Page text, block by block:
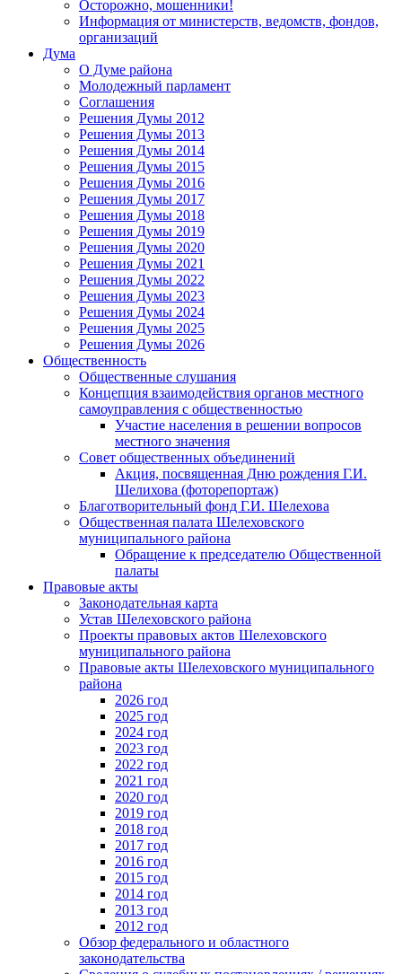
Осторожно, мошенники!
Информация от министерств, ведомств, фондов,
организаций
Дума
О Думе района
Молодежный парламент
Соглашения
Решения Думы 2012
Решения Думы 2013
Решения Думы 2014
Решения Думы 2015
Решения Думы 2016
Решения Думы 2017
Решения Думы 2018
Решения Думы 2019
Решения Думы 2020
Решения Думы 2021
Решения Думы 2022
Решения Думы 2023
Решения Думы 2024
Решения Думы 2025
Решения Думы 2026
Общественность
Общественные слушания
Концепция взаимодействия органов местного
самоуправления с общественностью
Участие населения в решении вопросов
местного значения
Совет общественных объединений
Акция, посвященная Дню рождения Г.И.
Шелихова (фоторепортаж)
Благотворительный фонд Г.И. Шелехова
Общественная палата Шелеховского
муниципального района
Обращение к председателю Общественной
палаты
Правовые акты
Законодательная карта
Устав Шелеховского района
Проекты правовых актов Шелеховского
муниципального района
Правовые акты Шелеховского муниципального
района
2026 год
2025 год
2024 год
2023 год
2022 год
2021 год
2020 год
2019 год
2018 год
2017 год
2016 год
2015 год
2014 год
2013 год
2012 год
Обзор федерального и областного
законодательства